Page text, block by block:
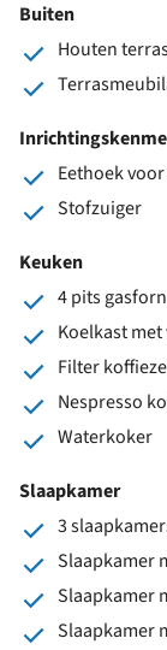
Buiten
Houten
Eethoek
Stofzuiger
Keuken
4 pits
Koelkast
Filter
Nespresso
Waterkoker
Slaapkamer
3
Slaapkamer
Slaapkamer
Slaapkamer